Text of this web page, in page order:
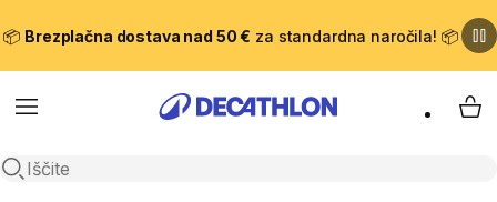
📦 Brezplačna dostava nad 50 € za standardna naročila! 📦
Meni
Odpri iskanje